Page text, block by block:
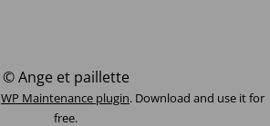
© Ange et paillette
WP Maintenance plugin. Download and use it for
free.